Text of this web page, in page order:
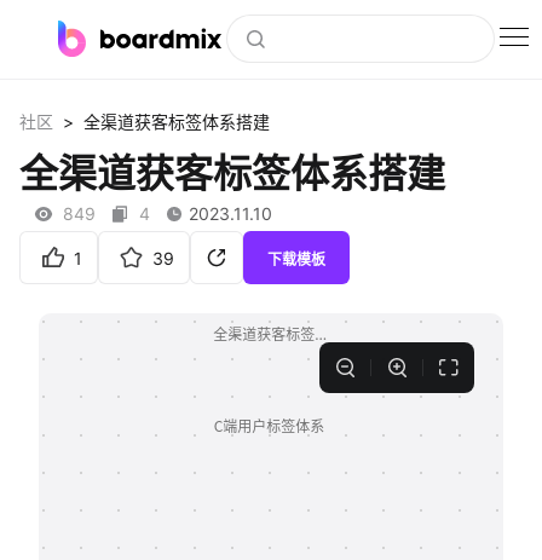
社区资源
下载
会员
私有化部署
支持
帮助中心
社区 > 全渠道获客标签体系搭建
全渠道获客标签体系搭建
849 4 2023.11.10
1 39 下载模板